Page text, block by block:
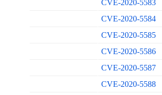
CVE-2020-5583
CVE-2020-5584
CVE-2020-5585
CVE-2020-5586
CVE-2020-5587
CVE-2020-5588